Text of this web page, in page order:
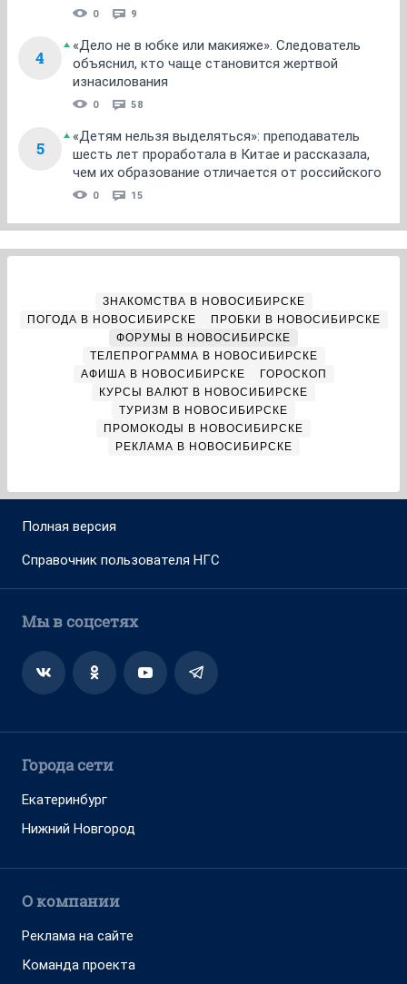
0 9
4
«Дело не в юбке или макияже». Следователь
объяснил, кто чаще становится жертвой
изнасилования
0 58
5
«Детям нельзя выделяться»: преподаватель
шесть лет проработала в Китае и рассказала,
чем их образование отличается от российского
0 15
ЗНАКОМСТВА В НОВОСИБИРСКЕ
ПОГОДА В НОВОСИБИРСКЕ
ПРОБКИ В НОВОСИБИРСКЕ
ФОРУМЫ В НОВОСИБИРСКЕ
ТЕЛЕПРОГРАММА В НОВОСИБИРСКЕ
АФИША В НОВОСИБИРСКЕ
ГОРОСКОП
КУРСЫ ВАЛЮТ В НОВОСИБИРСКЕ
ТУРИЗМ В НОВОСИБИРСКЕ
ПРОМОКОДЫ В НОВОСИБИРСКЕ
РЕКЛАМА В НОВОСИБИРСКЕ
Полная версия
Справочник пользователя НГС
Мы в соцсетях
Города сети
Екатеринбург
Нижний Новгород
О компании
Реклама на сайте
Команда проекта